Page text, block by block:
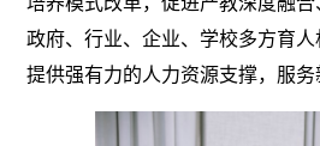
政府、行业、企业、学校多方育
提供强有力的人力资源支撑，服务